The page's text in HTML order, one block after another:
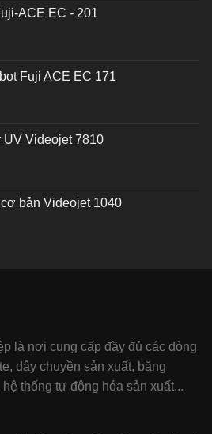
ACE EC - 201
Fuji ACE EC 171
UV Videojet 7810
bản Videojet 1040
là nơi cung cấp đầy đủ các dòng
dây chuyền sản xuất, băng
thống tự động hóa sản xuất...